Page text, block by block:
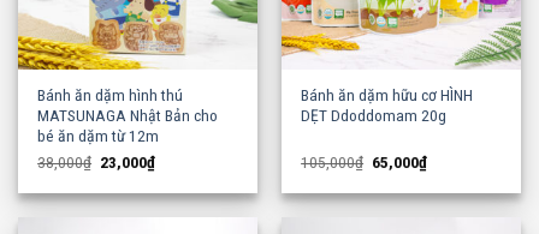
Bánh ăn dặm hình thú
MATSUNAGA Nhật Bản cho
bé ăn dặm từ 12m
38,000₫ Original
price
was:
38,000₫.
23,000₫Current
is:
23,000₫.
Bánh ăn dặm hữu cơ HÌNH
DẸT Ddoddomam 20g
105,000₫ Original
price
was:
105,000₫.
65,000₫Current
is:
65,000₫.